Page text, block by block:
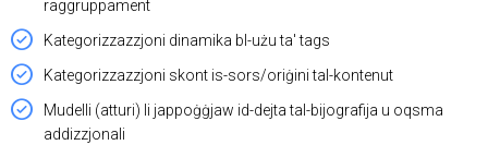
raggruppament
Kategorizzazzjoni dinamika bl-użu ta' tags
Kategorizzazzjoni skont is-sors/oriġini tal-kontenut
Mudelli (atturi) li jappoġġjaw id-dejta tal-bijografija u oqsma
addizzjonali